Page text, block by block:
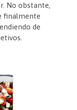
No obstante,
finalmente
de